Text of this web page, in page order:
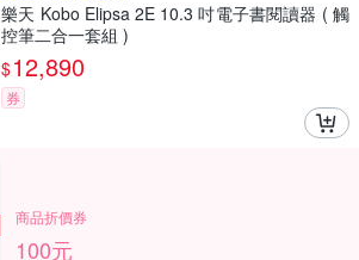
樂天 Kobo Elipsa 2E 10.3 吋電子書閱讀器 ( 觸
控筆二合一套組 )
$12,890
券
商品折價券
100元